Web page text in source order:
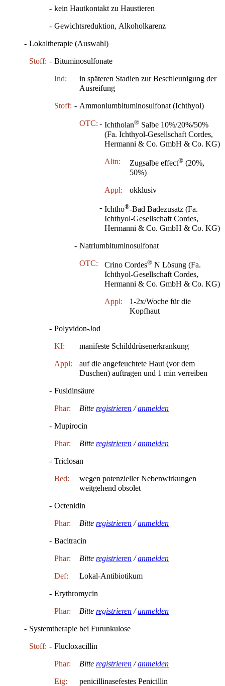
- kein Hautkontakt zu Haustieren
- Gewichtsreduktion, Alkoholkarenz
- Lokaltherapie (Auswahl)
Stoff: - Bituminosulfonate
Ind:
in späteren Stadien zur Beschleunigung der
Ausreifung
Stoff: - Ammoniumbituminosulfonat (Ichthyol)
OTC: - Ichtholan® Salbe 10%/20%/50%
(Fa. Ichthyol-Gesellschaft Cordes,
Hermanni & Co. GmbH & Co. KG)
Altn: Zugsalbe effect® (20%,
50%)
Appl: okklusiv
- Ichtho®-Bad Badezusatz (Fa.
Ichthyol-Gesellschaft Cordes,
Hermanni & Co. GmbH & Co. KG)
- Natriumbituminosulfonat
OTC: Crino Cordes® N Lösung (Fa.
Ichthyol-Gesellschaft Cordes,
Hermanni & Co. GmbH & Co. KG)
Appl:
1-2x/Woche für die
Kopfhaut
- Polyvidon-Jod
KI: manifeste Schilddrüsenerkrankung
Appl:
auf die angefeuchtete Haut (vor dem
Duschen) auftragen und 1 min verreiben
- Fusidinsäure
Phar: Bitte registrieren /anmelden
- Mupirocin
Phar: Bitte registrieren /anmelden
- Triclosan
Bed:
wegen potenzieller Nebenwirkungen
weitgehend obsolet
- Octenidin
Phar: Bitte registrieren /anmelden
- Bacitracin
Phar: Bitte registrieren /anmelden
Def: Lokal-Antibiotikum
- Erythromycin
Phar: Bitte registrieren /anmelden
- Systemtherapie bei Furunkulose
Stoff: - Flucloxacillin
Phar: Bitte registrieren /anmelden
Eig: penicillinasefestes Penicillin